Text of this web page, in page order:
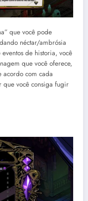
que você pode
néctar/ambrósia
de historia, você
que você oferece,
acordo com cada
que você consiga fugir